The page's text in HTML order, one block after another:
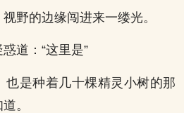
野的边缘闯进来一缕光。
道：“这里是”
也是种着几十棵精灵小树的那
。